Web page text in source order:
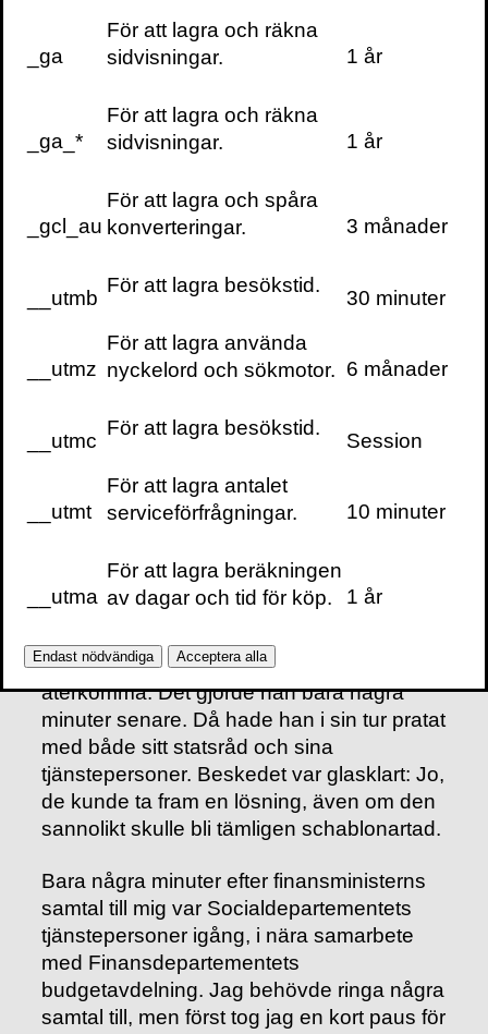
karensdagen tillfälligt skulle kunna slopas.
Första samtalet gick till
Maja Fjaestad i
Första samtalet gick till Maja Fjaestad i
generaldirektören? Hur skulle Folkhälso­
myndighetens uttalande tolkas? Det visade
sig att finansministern hade hört rätt. Johan
Carlsson hade sagt precis detta och det
Då ringde jag vidare till min kollega
Alejandro Firpo hos dåvarande
socialförsäkringsminister Ardalan
Shekarabi. Han svarade direkt och förstod
karensdagen kan vara svårare än det låter
eftersom det är varje arbetsgivare som gör
lovade att snabbt titta på frågan och
återkomma. Det gjorde han bara några
minuter senare. Då hade han i sin tur pratat
med både sitt statsråd och sina
tjänstepersoner. Beskedet var glasklart: Jo,
de kunde ta fram en lösning, även om den
sannolikt skulle bli tämligen schablonartad.
Bara några minuter efter finansministerns
samtal till mig var Socialdepartementets
tjänstepersoner igång, i nära samarbete
med Finansdepartementets
budgetavdelning. Jag behövde ringa några
samtal till, men först tog jag en kort paus för
_ga
För att lagra och räkna
sidvisningar.
1 år
_ga_*
För att lagra och räkna
sidvisningar.
1 år
_gcl_au
För att lagra och spåra
konverteringar.
3 månader
__utmb
För att lagra besökstid.
30 minuter
__utmz
För att lagra använda
nyckelord och sökmotor. 6 månader
__utmc
För att lagra besökstid.
Session
__utmt
För att lagra antalet
serviceförfrågningar.
10 minuter
__utma
För att lagra beräkningen
av dagar och tid för köp.
1 år
Endast nödvändiga Acceptera alla